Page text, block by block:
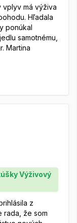
vplyv má výživa
Hľadala
ponúkal
samotnému,
Martina
Výživový
z
rada, že som